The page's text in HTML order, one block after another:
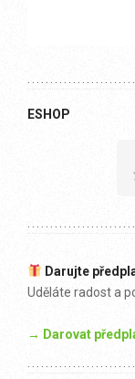
ESHOP
Darujte
Uděláte radost a
→ Darovat